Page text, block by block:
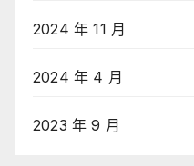
2024 年 11 月
2024 年 4 月
2023 年 9 月